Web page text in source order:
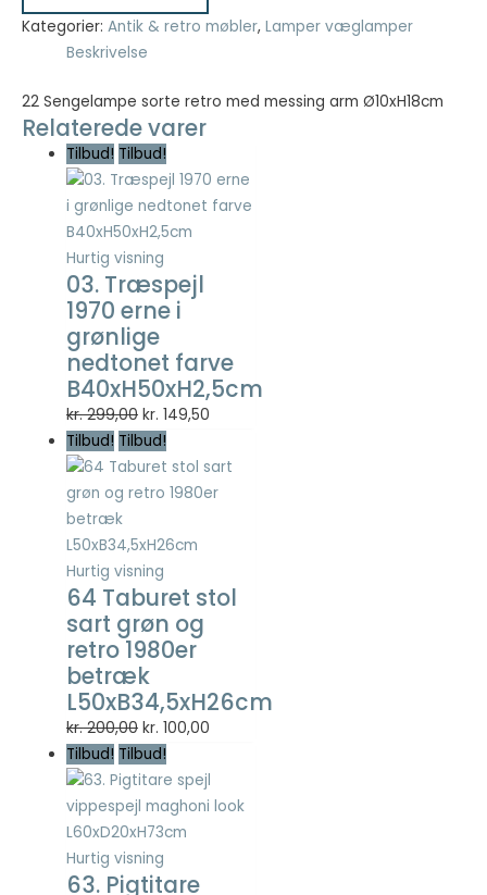
med
messing
Ø10xH18cm
antal
Kategorier: Antik & retro møbler, Lamper væglamper
Beskrivelse
22 Sengelampe sorte retro med messing arm Ø10xH18cm
Relaterede varer
Tilbud! Tilbud!
Hurtig visning
03. Træspejl
1970 erne i
grønlige
nedtonet farve
B40xH50xH2,5cm
kr.299,00 Den
oprindelige
pris
var:
kr. 149,50
pris
er:
Tilbud! Tilbud!
Hurtig visning
64 Taburet stol
sart grøn og
retro 1980er
betræk
L50xB34,5xH26cm
kr.200,00 Den
oprindelige
pris
var:
kr. 200,00.
kr. 100,00
pris
er:
Tilbud! Tilbud!
Hurtig visning
63. Pigtitare
hjemmeside
brugbar ved at
grundlæggende
funktioner
såsom side-
navigation og
adgang til sikre
områder af
hjemmesiden.
kan ikke fungere
ordentligt uden
disse cookies.
Statistisk
Statistisk
cookies
hjælper
webstedsejere
med at forstå,
hvordan de
besøgende
med
hjemmesider
ved at
indsamle og
rapportere
oplysninger
anonymt.
Oplevelse
For at vores
hjemmeside
skal fungere
så godt som